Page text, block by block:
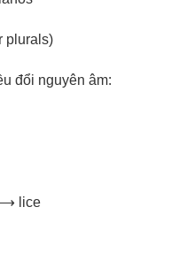
plurals)
đổi nguyên âm:
lice